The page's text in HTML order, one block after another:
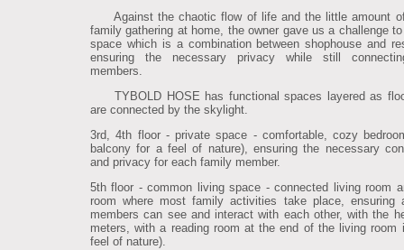
Against the chaotic flow of life and the little amount
family gathering at home, the owner gave us a challenge
space which is a combination between shophouse and
ensuring the necessary privacy while still
members.
TYBOLD HOSE has functional spaces layered as
are connected by the skylight.
3rd, 4th floor - private space - comfortable, cozy
balcony for a feel of nature), ensuring the necessary
and privacy for each family member.
5th floor - common living space - connected living room
room where most family activities take place, ensuring
members can see and interact with each other, with the
meters, with a reading room at the end of the living room
feel of nature).